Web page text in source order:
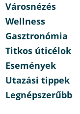
Városnézés
Wellness
Gasztronómia
Titkos úticélok
Események
Utazási tippek
Legnépszerűbb